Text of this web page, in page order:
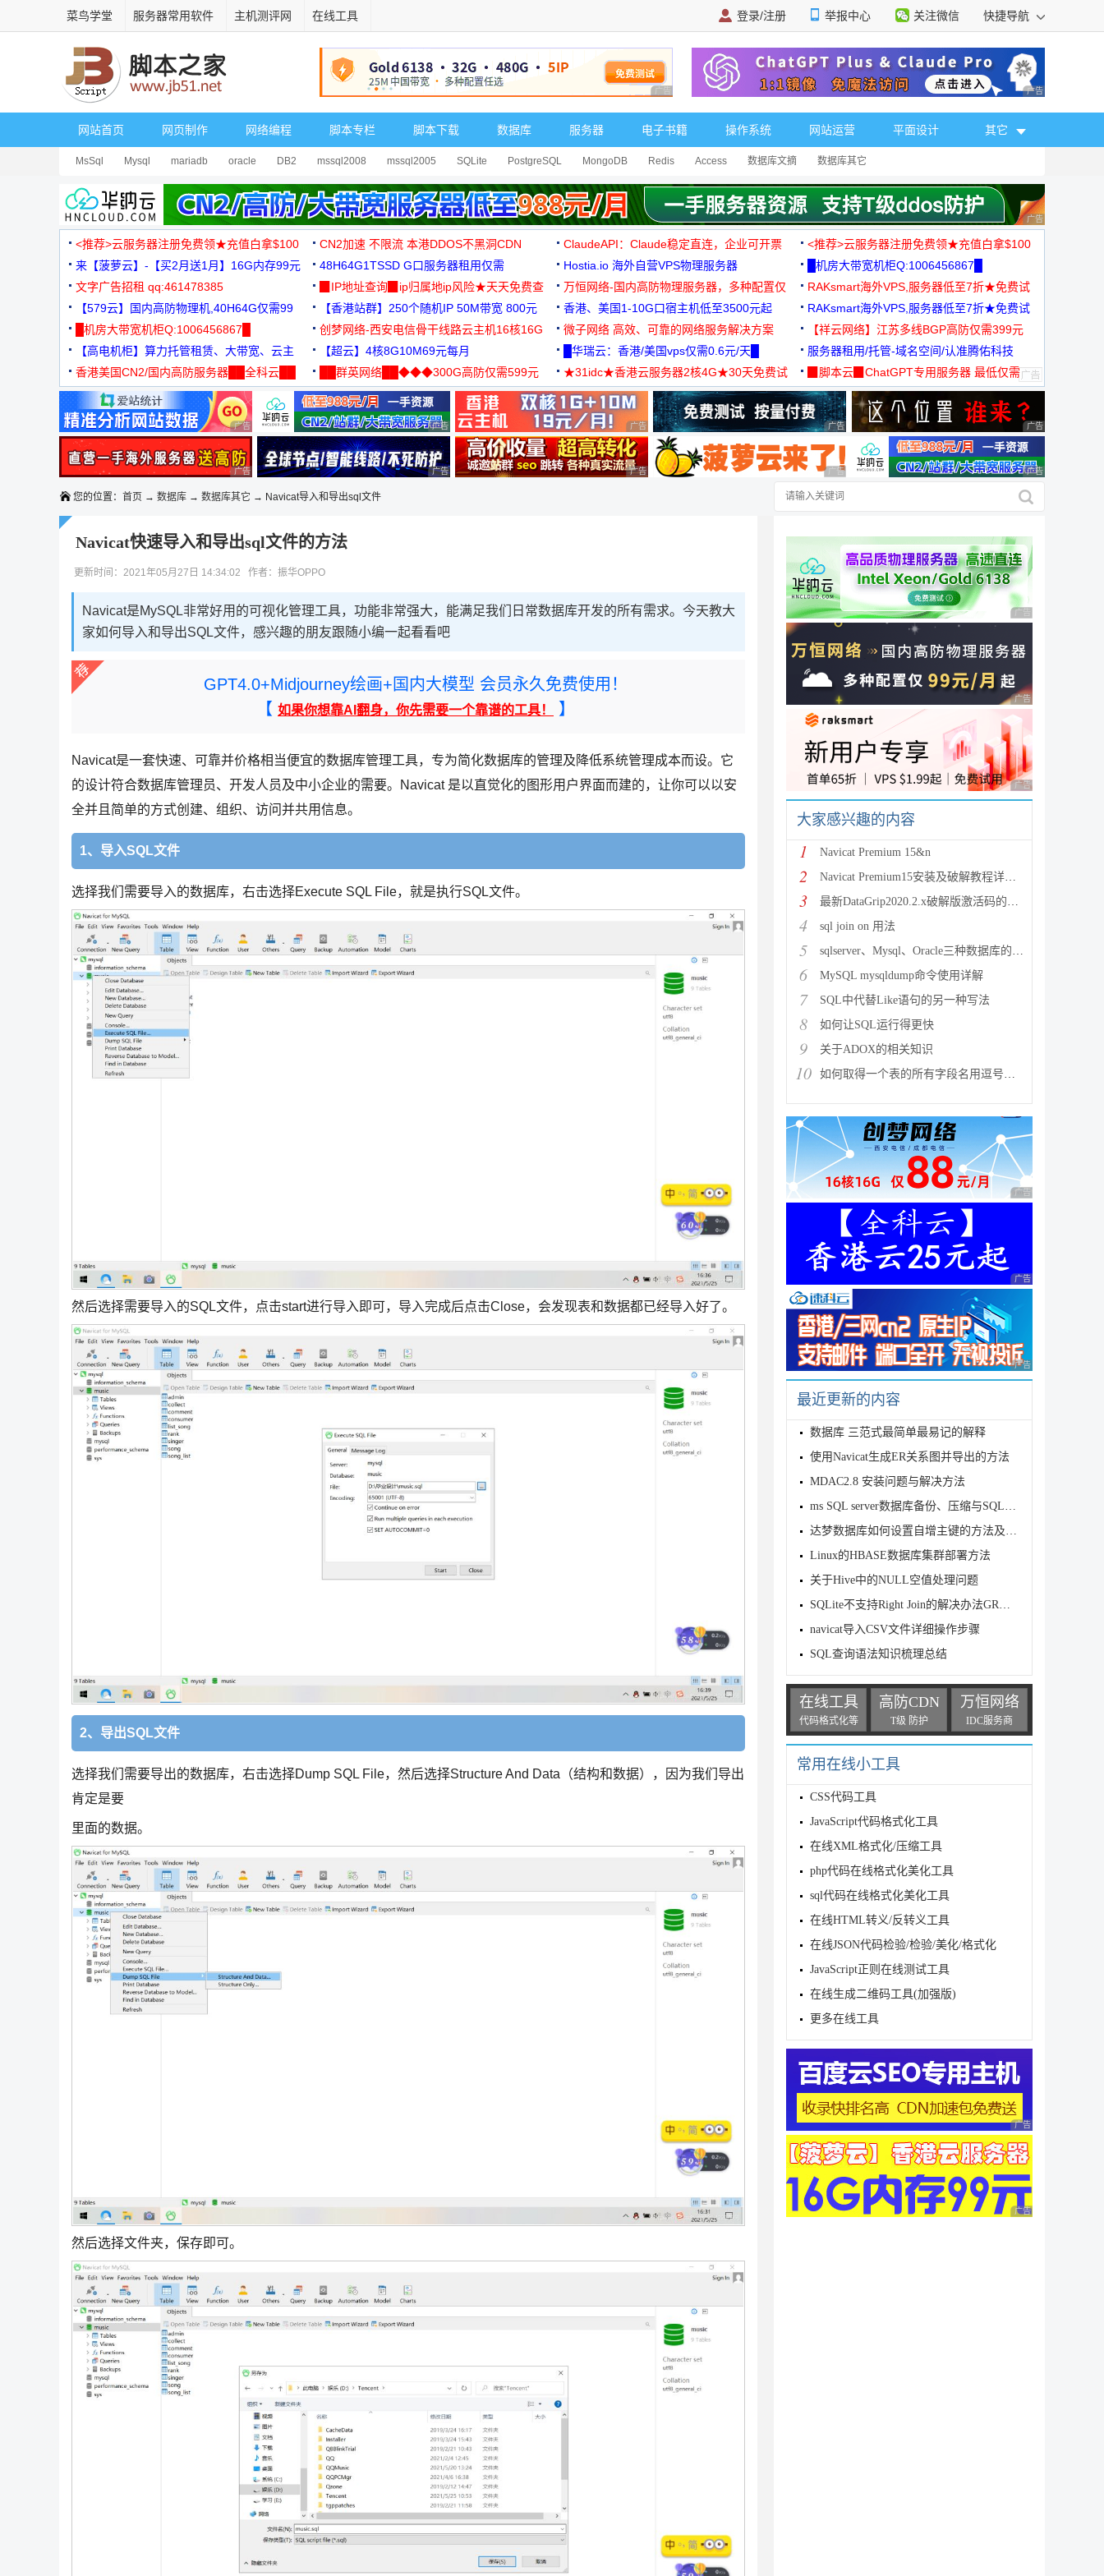
菜鸟学堂 服务器常用软件 主机测评网 在线工具 登录/注册 举报中心 关注微信 快捷导航
广告 商业广告，理性选择 广告 商业广告，理
网站首页 网页制作 网络编程 脚本专栏 脚本下载 数据库 服务器 电子书籍 操作系统 网站运营 平面设计 其它
MsSql Mysql mariadb oracle DB2 mssql2008 mssql2005 SQLite PostgreSQL MongoDB Redis Access 数据库文摘 数据库其它
广告 商业广告，理
<推荐>云服务器注册免费领★充值白拿$100 CN2加速 不限流 本港DDOS不黑洞CDN ClaudeAPI：Claude稳定直连，企业可开票
<推荐>云服务器注册免费领★充值白拿$100
来【菠萝云】-【买2月送1月】16G内存99元
48H64G1TSSD G口服务器租用仅需
3000+可免费测试
Hostia.io 海外自营VPS物理服务器
█机房大带宽机柜Q:1006456867█
文字广告招租 qq:461478385
▉IP地址查询▉ip归属地ip风险★天天免费查
万恒网络-国内高防物理服务器，多种配置仅
99元/月起
RAKsmart海外VPS,服务器低至7折★免费试
用★
【579云】国内高防物理机,40H64G仅需99
元
【香港站群】250个随机IP 50M带宽 800元 香港、美国1-10G口宿主机低至3500元起
RAKsmart海外VPS,服务器低至7折★免费试
用★
█机房大带宽机柜Q:1006456867█
创梦网络-西安电信骨干线路云主机16核16G
88元/月
微子网络 高效、可靠的网络服务解决方案
【祥云网络】江苏多线BGP高防仅需399元
【高电机柜】算力托管租赁、大带宽、云主
机
【超云】4核8G10M69元每月 █华瑞云：香港/美国vps仅需0.6元/天█
服务器租用/托管-域名空间/认准腾佑科技
香港美国CN2/国内高防服务器██全科云██
██群英网络██◆◆◆300G高防仅需599元
◆◆◆
★31idc★香港云服务器2核4G★30天免费试
用◆
▉脚本云▉ChatGPT专用服务器 最低仅需
19元/月
广告 商业广告，理性选择 广告 商业广告，理性选择 广告 商业广告，理性选择 广告 商业广告，理性选择 广告 商业广告，理
广告 商业广告，理性选择 广告 商业广告，理性选择 广告 商业广告，理性选择 广告 商业广告，理性选择 广告 商业广告，理
您的位置： 首页 → 数据库 → 数据库其它 → Navicat导入和导出sql文件
Navicat快速导入和导出sql文件的方法
更新时间：2021年05月27日 14:34:02 作者：振华OPPO
Navicat是MySQL非常好用的可视化管理工具，功能非常强大，能满足我们日常数据库开发的所有需求。今天教大
家如何导入和导出SQL文件，感兴趣的朋友跟随小编一起看看吧
GPT4.0+Midjourney绘画+国内大模型 会员永久免费使用！
【 如果你想靠AI翻身，你先需要一个靠谱的工具！ 】
Navicat是一套快速、可靠并价格相当便宜的数据库管理工具，专为简化数据库的管理及降低系统管理成本而设。它
的设计符合数据库管理员、开发人员及中小企业的需要。Navicat 是以直觉化的图形用户界面而建的，让你可以以安
全并且简单的方式创建、组织、访问并共用信息。
1、导入SQL文件
选择我们需要导入的数据库，右击选择Execute SQL File，就是执行SQL文件。
然后选择需要导入的SQL文件，点击start进行导入即可，导入完成后点击Close，会发现表和数据都已经导入好了。
2、导出SQL文件
选择我们需要导出的数据库，右击选择Dump SQL File，然后选择Structure And Data（结构和数据），因为我们导出
肯定是要
里面的数据。
然后选择文件夹，保存即可。
广告 商业广告，理性
广告 商业广告，理性
广告 商业广告，理性
大家感兴趣的内容
1 Navicat Premium 15&n
2 Navicat Premium15安装及破解教程详解亲测有效
3 最新DataGrip2020.2.x破解版激活码的步骤详解(
4 sql join on 用法
5 sqlserver、Mysql、Oracle三种数据库的优缺
6 MySQL mysqldump命令使用详解
7 SQL中代替Like语句的另一种写法
8 如何让SQL运行得更快
9 关于ADOX的相关知识
10 如何取得一个表的所有字段名用逗号分割
广告 商业广告，理性
广告 商业广告，理性
广告 商业广告，理性
最近更新的内容
数据库 三范式最简单最易记的解释
使用Navicat生成ER关系图并导出的方法
MDAC2.8 安装问题与解决方法
ms SQL server数据库备份、压缩与SQL数据库数据处理的方法
达梦数据库如何设置自增主键的方法及注意事项
Linux的HBASE数据库集群部署方法
关于Hive中的NULL空值处理问题
SQLite不支持Right Join的解决办法GROUP BY
navicat导入CSV文件详细操作步骤
SQL查询语法知识梳理总结
在线工具
代码格式化等
高防CDN
T级 防护
万恒网络
IDC服务商
常用在线小工具
CSS代码工具
JavaScript代码格式化工具
在线XML格式化/压缩工具
php代码在线格式化美化工具
sql代码在线格式化美化工具
在线HTML转义/反转义工具
在线JSON代码检验/检验/美化/格式化
JavaScript正则在线测试工具
在线生成二维码工具(加强版)
更多在线工具
广告 商业广告，理性
广告 商业广告，理性